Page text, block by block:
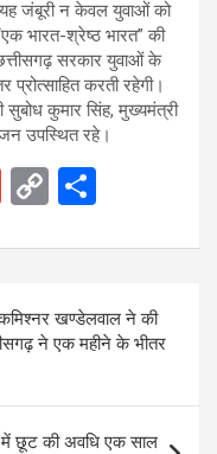
यह जंबूरी न केवल युवाओं को
भारत-श्रेष्ठ भारत” की
सरकार युवाओं के
करती रहेगी।
कुमार सिंह, मुख्यमंत्री
उपस्थित रहे।
G
ail
C
py
n
ar
खण्डेलवाल ने की
ने एक महीने के भीतर
में छूट की अवधि एक साल